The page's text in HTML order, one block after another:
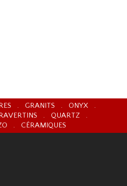
. GRANITS . ONYX .
. QUARTZ .
. CÉRAMIQUES